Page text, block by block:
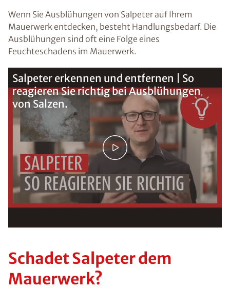
Wenn Sie Ausblühungen von Salpeter auf Ihrem
Mauerwerk entdecken, besteht Handlungsbedarf. Die
Ausblühungen sind oft eine Folge eines
Feuchteschadens im Mauerwerk.
Salpeter erkennen und entfernen | So
reagieren Sie richtig bei Ausblühungen
von Salzen.
Schadet Salpeter dem
Mauerwerk?